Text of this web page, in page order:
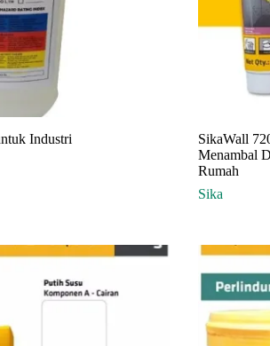
Industri
SikaWall
Menambal
Rumah
Sika